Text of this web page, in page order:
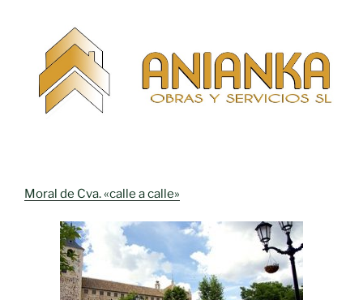
Moral de Cva. «calle a calle»